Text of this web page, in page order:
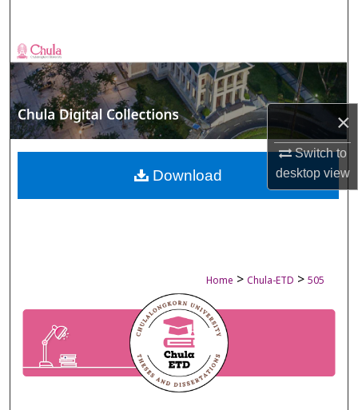
×
Switch to
desktopview
Browse Collections
My Account
About
Digital Commons Network™
Home > Chula-ETD > 505
Download